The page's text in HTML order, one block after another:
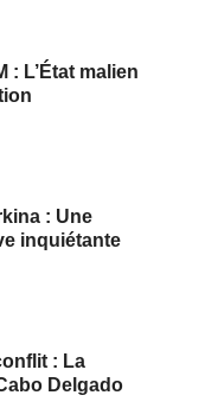
: L’État malien
: Une
inquiétante
: La
Delgado